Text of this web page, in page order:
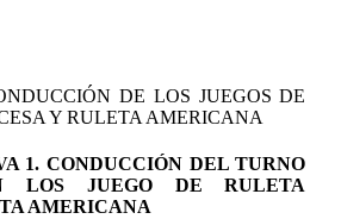
DE LOS JUEGOS DE
Y RULETA AMERICANA
1. CONDUCCIÓN DEL TURNO
LOS JUEGO DE RULETA
AMERICANA